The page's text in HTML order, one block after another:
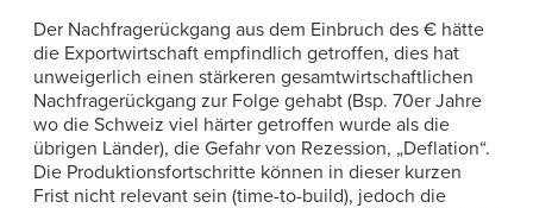
Der Nachfragerückgang aus dem Einbruch des € hätte
die Exportwirtschaft empfindlich getroffen, dies hat
unweigerlich einen stärkeren gesamtwirtschaftlichen
Nachfragerückgang zur Folge gehabt (Bsp. 70er Jahre
wo die Schweiz viel härter getroffen wurde als die
übrigen Länder), die Gefahr von Rezession, „Deflation“.
Die Produktionsfortschritte können in dieser kurzen
Frist nicht relevant sein (time-to-build), jedoch die